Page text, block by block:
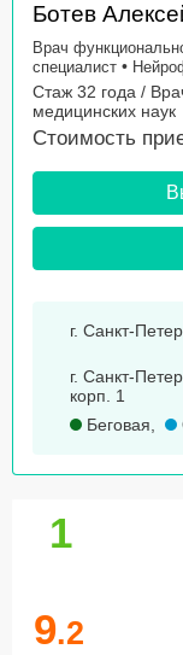
Ботев
Врач
специалист •
Стаж 32 года /
медицинских наук
Стоимость
г. Санкт-
г. Санкт-
корп. 1
Беговая,
1
9.2